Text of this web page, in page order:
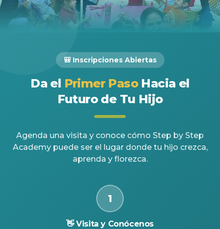
🎒 Inscripciones Abiertas
Da el Primer PasoHacia el
Futuro de Tu Hijo
Agenda una visita y conoce cómo Step by Step
Academy puede ser el lugar donde tu hijo crezca,
aprenda y florezca.
1
👋 Visita y Conócenos